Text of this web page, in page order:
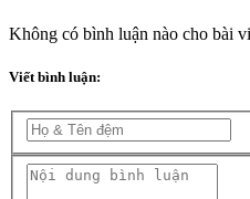
Không có bình luận nào cho bài
Viết bình luận: